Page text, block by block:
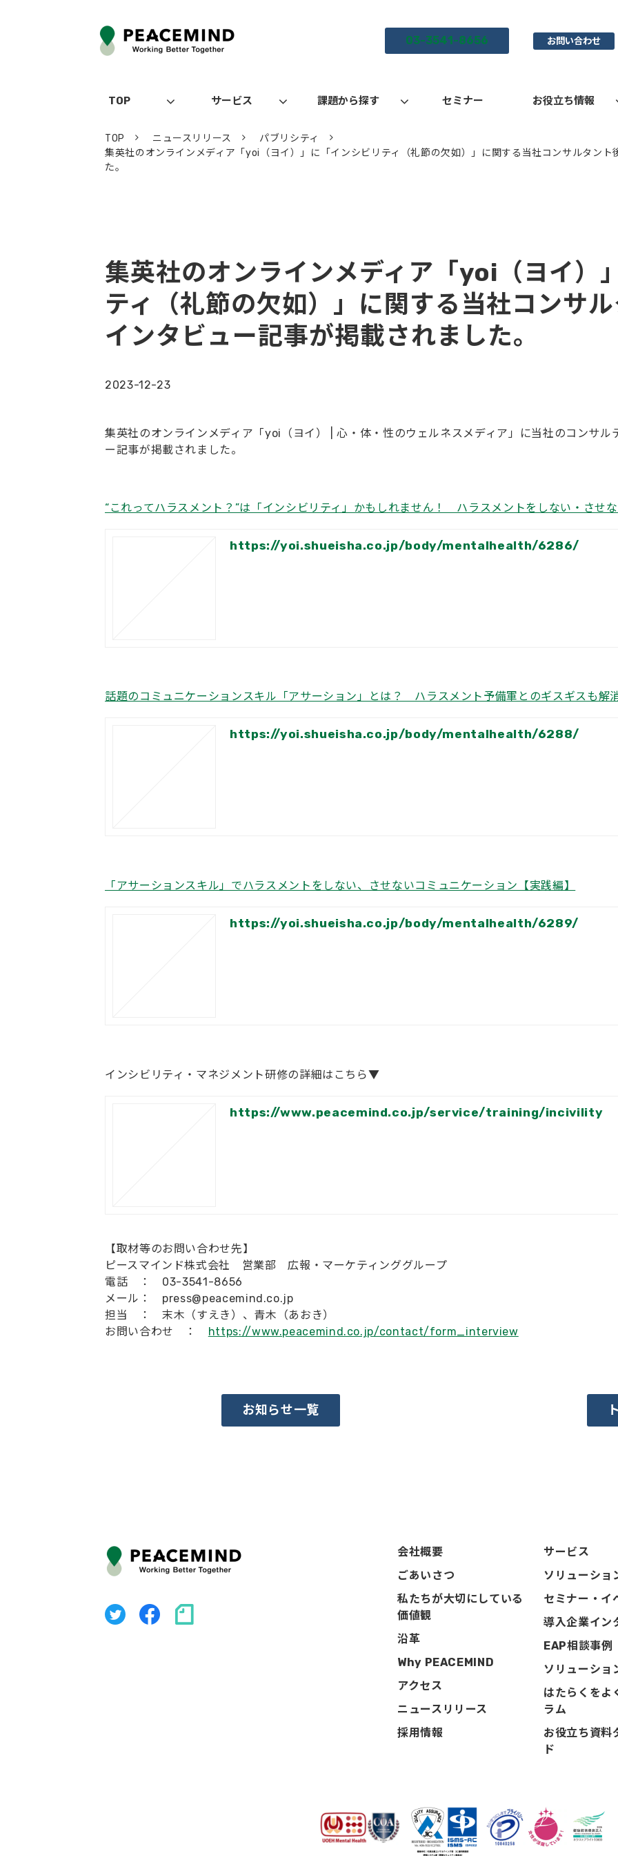
03-3541-8656 お問い合わせ
TOP サービス 課題から探す セミナー お役立ち情報
TOP ニュースリリース
パブリシティ
集英社のオンラインメディア「yoi（ヨイ）」に「インシビリティ（礼節の欠如）」に関する当社コンサルタント
た。
集英社のオンラインメディア「yoi（ヨイ）
ティ（礼節の欠如）」に関する当社コンサ
インタビュー記事が掲載されました。
2023-12-23
集英社のオンラインメディア「yoi（ヨイ） | 心・体・性のウェルネスメディア」に当社のコンサル
ー記事が掲載されました。
“これってハラスメント？”は「インシビリティ」かもしれません！ ハラスメントをしない・させ
https://yoi.shueisha.co.jp/body/mentalhealth/6286/
話題のコミュニケーションスキル「アサーション」とは？ ハラスメント予備軍とのギスギスも解
https://yoi.shueisha.co.jp/body/mentalhealth/6288/
「アサーションスキル」でハラスメントをしない、させないコミュニケーション【実践編】
https://yoi.shueisha.co.jp/body/mentalhealth/6289/
インシビリティ・マネジメント研修の詳細はこちら▼
https://www.peacemind.co.jp/service/training/incivility
【取材等のお問い合わせ先】
ピースマインド株式会社 営業部 広報・マーケティンググループ
電話 ： 03-3541-8656
メール： press@peacemind.co.jp
担当 ： 末木（すえき）、青木（あおき）
お問い合わせ ： https://www.peacemind.co.jp/contact/form_interview
お知らせ一覧
会社概要
ごあいさつ
私たちが大切にしている
価値観
沿革
Why PEACEMIND
アクセス
ニュースリリース
採用情報
サービス
ソリューショ
セミナー・イ
導入企業イン
EAP相談事例
ソリューショ
はたらくをよ
ラム
お役立ち資料
ド